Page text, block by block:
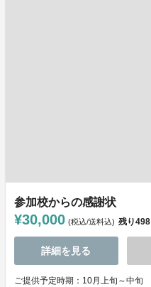
参加校からの感謝状
¥30,000 (税込/送料込) 残り498
詳細を見る
ご提供予定時期：10月上旬～中旬